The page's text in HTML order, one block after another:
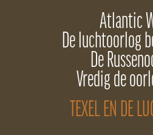
Atlantic
De luchtoorlog
De
Vredig de
TEXEL EN DE